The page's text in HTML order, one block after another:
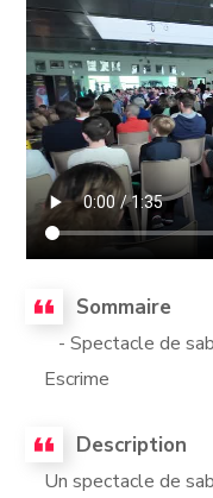
Sommaire
- Spectacle de
Escrime
Description
Un spectacle de